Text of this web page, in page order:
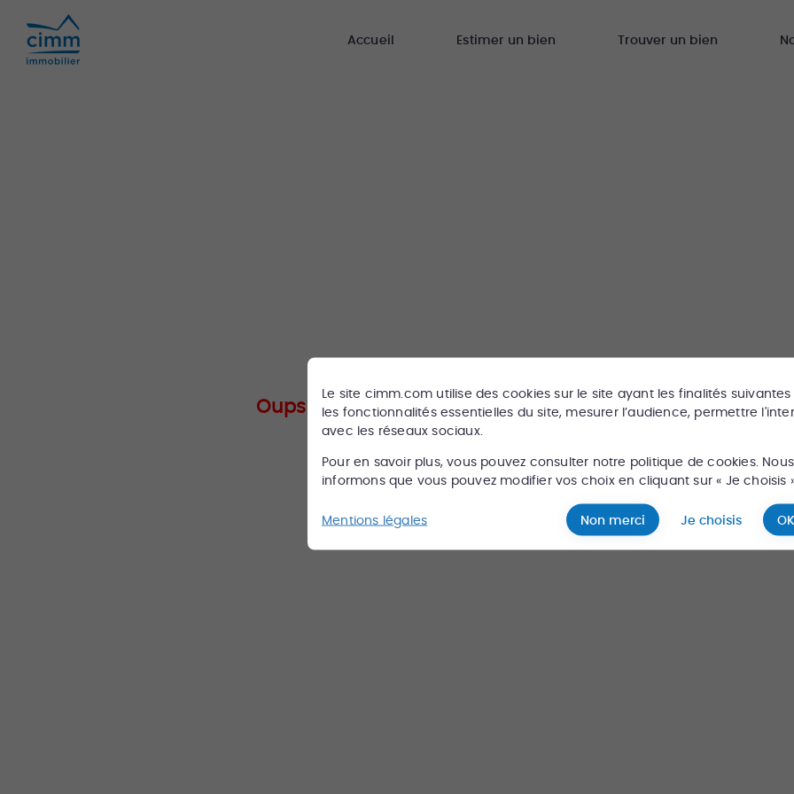
Le site cimm.com utilise des cookies sur le site ayant les finalités
les fonctionnalités essentielles du site, mesurer l’audience, permettre
avec les réseaux sociaux.
Pour en savoir plus, vous pouvez consulter notre politique de cookies.
informons que vous pouvez modifier vos choix en cliquant sur « Je choisis
Mentions légales Non merci Je choisis
Accueil Estimer un bien Trouver un bien
Oups ce bien n'existe pas ou plus, cherchez en un autre
Rechercher